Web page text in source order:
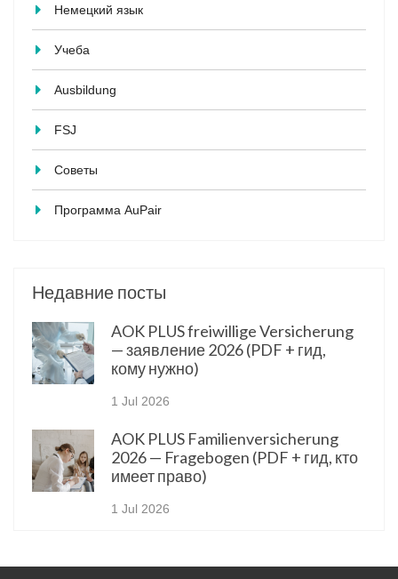
Немецкий язык
Учеба
Ausbildung
FSJ
Советы
Программа AuPair
Недавние посты
AOK PLUS freiwillige Versicherung
— заявление 2026 (PDF + гид,
кому нужно)
1 Jul 2026
AOK PLUS Familienversicherung
2026 — Fragebogen (PDF + гид, кто
имеет право)
1 Jul 2026